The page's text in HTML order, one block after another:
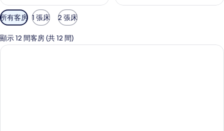
可
用
的
客
所有客房 1 張床 2 張床
顯示 12 間客房 (共 12 間)